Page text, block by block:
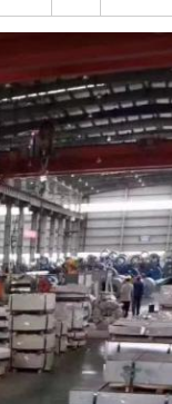
Hinterlass
Wir rufen